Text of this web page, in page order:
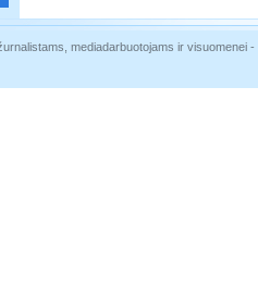
mediadarbuotojams ir visuomenei